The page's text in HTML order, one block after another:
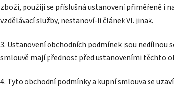
zboží, použijí se příslušná ustanovení přiměřeně i
vzdělávací služby, nestanoví-li článek VI. jinak.
3. Ustanovení obchodních podmínek jsou nedílnou
smlouvě mají přednost před ustanoveními těchto
4. Tyto obchodní podmínky a kupní smlouva se